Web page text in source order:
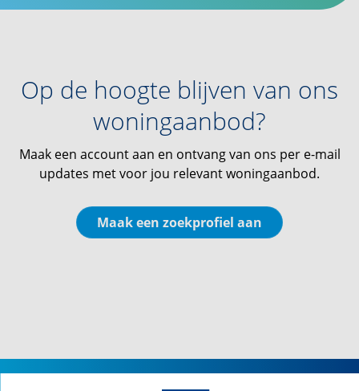
Op de hoogte blijven van ons
woningaanbod?
Maak een account aan en ontvang van ons per e-mail
updates met voor jou relevant woningaanbod.
Maak een zoekprofiel aan